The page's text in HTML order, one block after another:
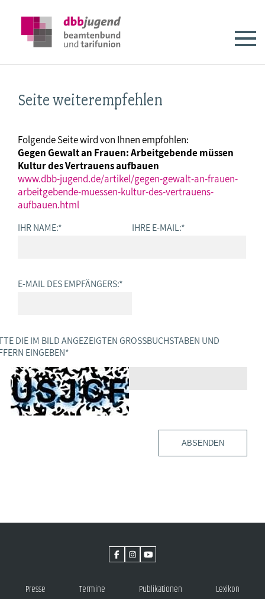
Seite weiterempfehlen
Folgende Seite wird von Ihnen empfohlen:
Gegen Gewalt an Frauen: Arbeitgebende müssen
Kultur des Vertrauens aufbauen
www.dbb-jugend.de/artikel/gegen-gewalt-an-frauen-
arbeitgebende-muessen-kultur-des-vertrauens-
aufbauen.html
IHR NAME:* IHRE E-MAIL:*
E-MAIL DES EMPFÄNGERS:*
DIE IM BILD ANGEZEIGTEN GROSSBUCHSTABEN UND Z
EINGEBEN *
ABSENDEN
Presse Termine Publikationen Lexikon